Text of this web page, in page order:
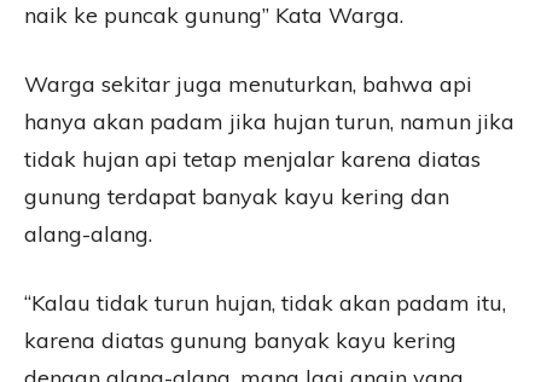
naik ke puncak gunung” Kata Warga.
Warga sekitar juga menuturkan, bahwa api
hanya akan padam jika hujan turun, namun jika
tidak hujan api tetap menjalar karena diatas
gunung terdapat banyak kayu kering dan
alang-alang.
“Kalau tidak turun hujan, tidak akan padam itu,
karena diatas gunung banyak kayu kering